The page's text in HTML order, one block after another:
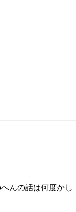
んの話は何度かし